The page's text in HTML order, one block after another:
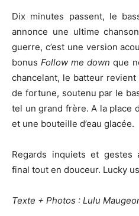
Dix minutes passent, le
annonce une ultime
guerre, c’est une version
bonusFollow me down que
chancelant, le batteur
de fortune, soutenu par le
tel un grand frère. A la place
et une bouteille d’eau glacée.
Regards inquiets et gestes
final tout en douceur. Lucky
Texte + Photos : Lulu